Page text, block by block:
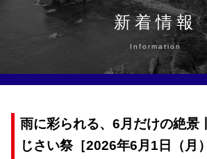
新着情報
Information
雨に彩られる、6月だけの絶景
じさい祭［2026年6月1日（月